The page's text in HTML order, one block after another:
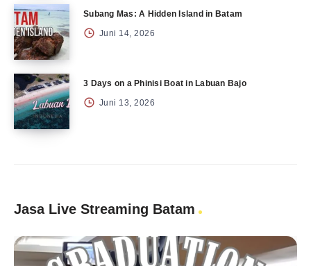
Subang Mas: A Hidden Island in Batam
Juni 14, 2026
3 Days on a Phinisi Boat in Labuan Bajo
Juni 13, 2026
Jasa Live Streaming Batam